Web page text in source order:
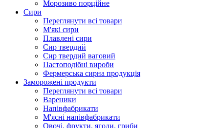
Морозиво порційне
Сири
Переглянути всі товари
М'які сири
Плавлені сири
Сир твердий
Сир твердий ваговий
Пастоподібні вироби
Фермерська сирна продукція
Заморожені продукти
Переглянути всі товари
Вареники
Напівфабрикати
М'ясні напівфабрикати
Овочі, фрукти, ягоди, гриби